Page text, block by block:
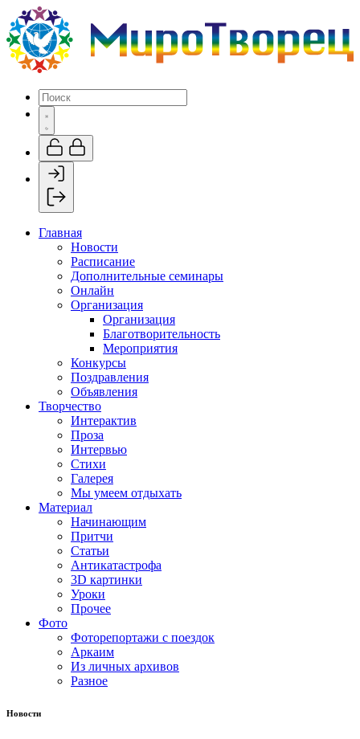
Главная
Новости
Расписание
Дополнительные семинары
Онлайн
Организация
Организация
Благотворительность
Мероприятия
Конкурсы
Поздравления
Объявления
Творчество
Интерактив
Проза
Интервью
Стихи
Галерея
Мы умеем отдыхать
Материал
Начинающим
Притчи
Статьи
Антикатастрофа
3D картинки
Уроки
Прочее
Фото
Фоторепортажи с поездок
Аркаим
Из личных архивов
Разное
Новости